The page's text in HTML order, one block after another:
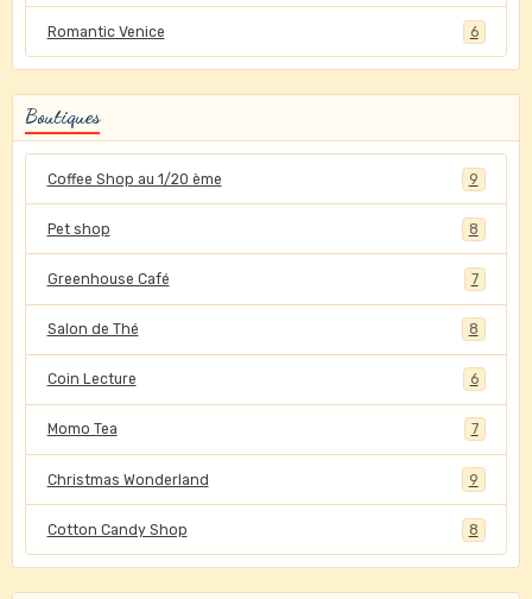
Romantic Venice 6
Boutiques
Coffee Shop au 1/20 ème 9
Pet shop 8
Greenhouse Café 7
Salon de Thé 8
Coin Lecture 6
Momo Tea 7
Christmas Wonderland 9
Cotton Candy Shop 8